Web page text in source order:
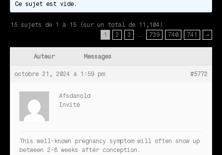
Ce sujet est vide.
15 sujets de 1 à 15 (sur un total de 11,104)
1
2 3 … 739 740 741 →
Auteur Messages
octobre 21, 2024 à 1:59 pm #5772
Afsdanold
Invité
This well-known pregnancy symptom will often show up
between 2-8 weeks after conception.